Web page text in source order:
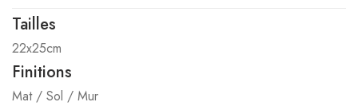
Tailles
22x25cm
Finitions
Mat / Sol / Mur